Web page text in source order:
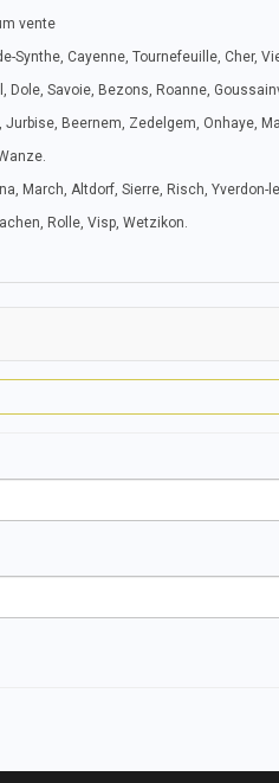
vente
Synthe, Cayenne, Tournefeuille, Cher,
Dole, Savoie, Bezons, Roanne,
Beernem, Zedelgem, Onhaye,
March, Altdorf, Sierre, Risch, Yverdon-
Rolle, Visp, Wetzikon.